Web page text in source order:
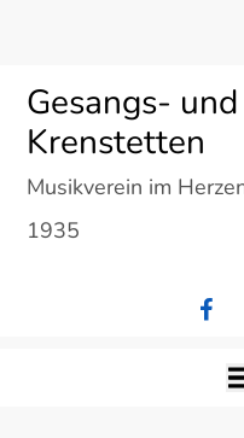
contentGesangs-
Krenstetten
Musikverein im
1935